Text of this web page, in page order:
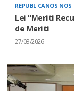
REPUBLICANOS
Lei “Meriti
de Meriti
27/03/2026